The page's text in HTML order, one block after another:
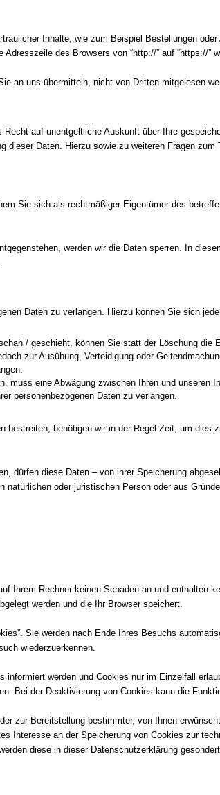
Inhalte, wie zum Beispiel Bestellungen
des Browsers von “http://” auf “https://
an uns übermitteln, nicht von Dritten mitgelesen
auf unentgeltliche Auskunft über Ihre
dieser Daten. Hierzu sowie zu weiteren Fragen
Sie sich als rechtmäßiger Eigentümer des
werden wir die Daten sperren. In
Daten zu verlangen. Hierzu können Sie sich
/ geschieht, können Sie statt der Löschung die
zur Ausübung, Verteidigung oder
muss eine Abwägung zwischen Ihren und
personenbezogenen Daten zu verlangen.
benötigen wir in der Regel Zeit, um
dürfen diese Daten – von ihrer Speicherung
oder juristischen Person oder aus
Ihrem Rechner keinen Schaden an und enthalten
werden und die Ihr Browser speichert.
Sie werden nach Ende Ihres Besuchs
wiederzuerkennen.
werden und Cookies nur im Einzelfall
Bei der Deaktivierung von Cookies kann die
zur Bereitstellung bestimmter, von Ihnen
Interesse an der Speicherung von Cookies zur
diese in dieser Datenschutzerklärung